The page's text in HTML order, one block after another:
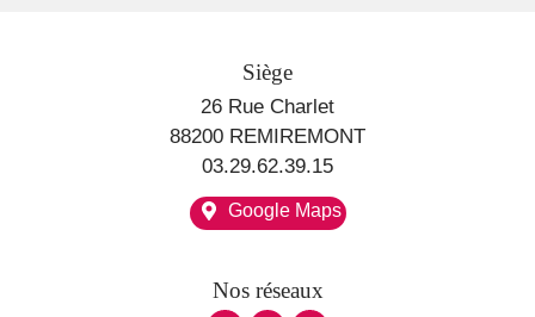
Siège
26 Rue Charlet
88200 REMIREMONT
03.29.62.39.15
Google Maps
Nos réseaux